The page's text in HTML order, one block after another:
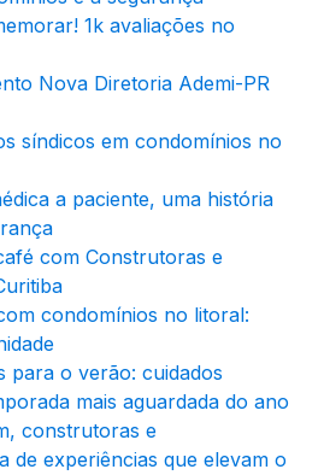
1k avaliações no
Nova Diretoria Ademi-PR
síndicos em condomínios no
a paciente, uma história
com Construtoras e
condomínios no litoral:
para o verão: cuidados
mais aguardada do ano
construtoras e
de experiências que elevam o